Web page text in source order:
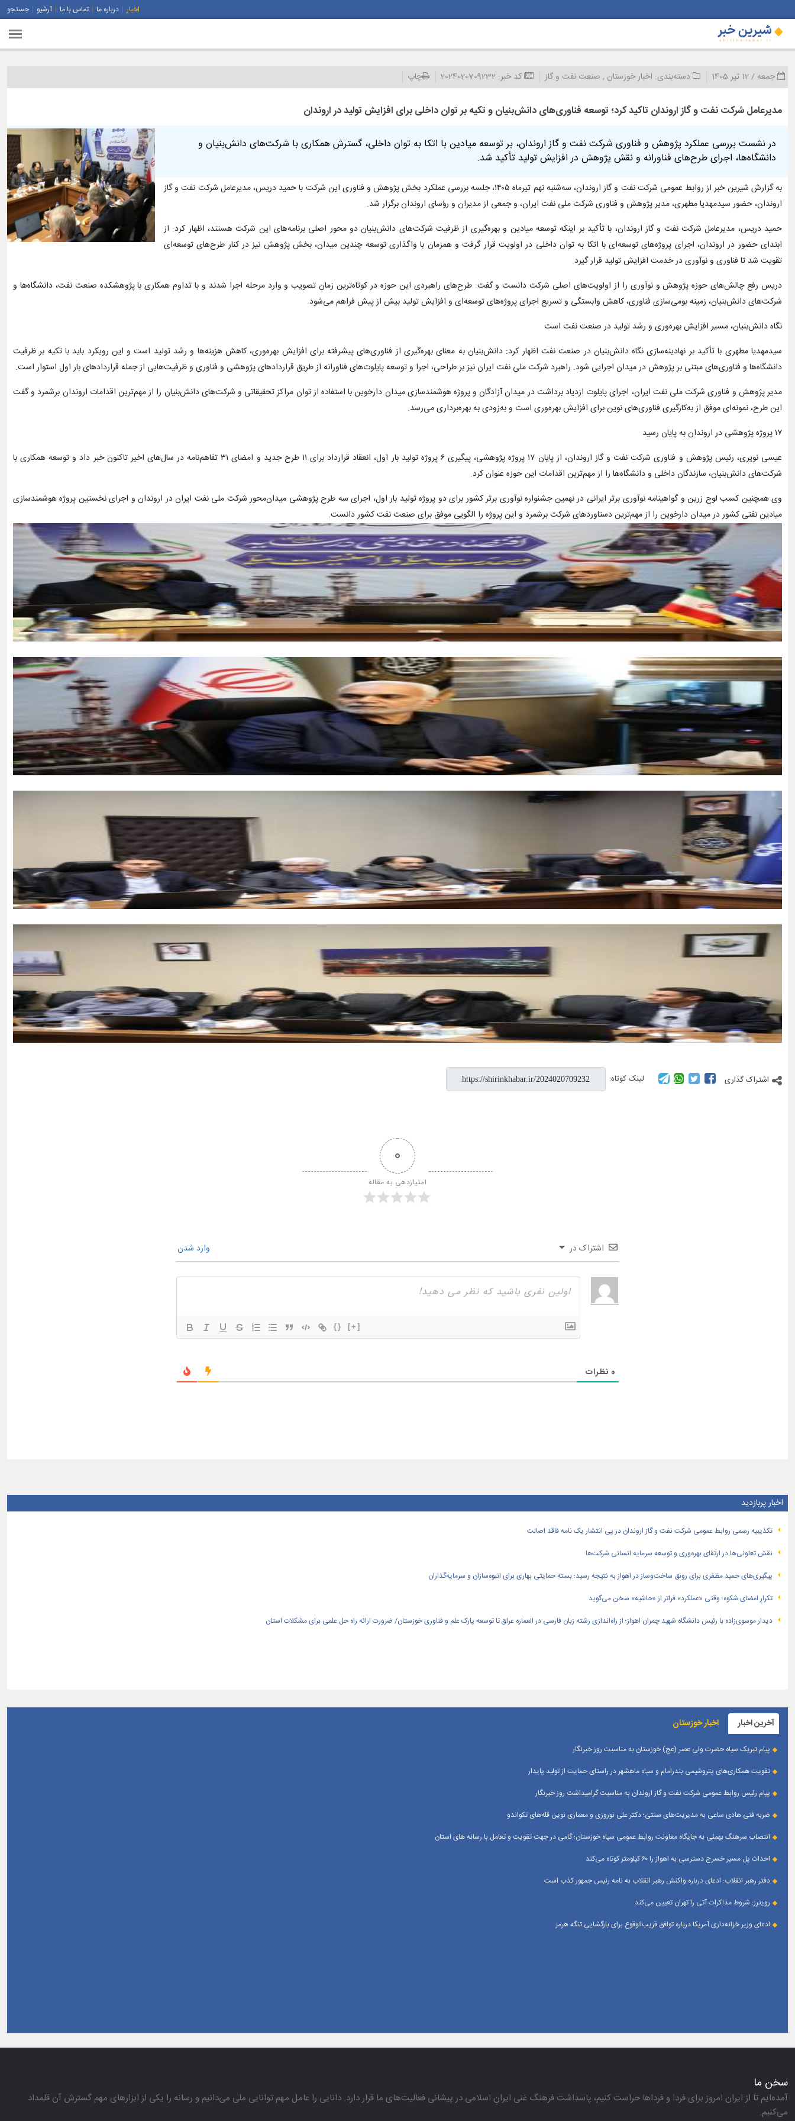
اخبار درباره ما تماس با ما آرشیو جستجو
جمعه / 12 تیر 1405 دسته‌بندی: اخبار خوزستان , صنعت نفت و گاز کد خبر: 2024020709232 چاپ
مدیرعامل شرکت نفت و گاز اروندان تاکید کرد؛ توسعه فناوری‌های دانش‌بنیان و تكیه بر توان داخلی برای افزایش تولید در اروندان
در نشست بررسی عملکرد پژوهش و فناوری شرکت نفت و گاز اروندان، بر توسعه میادین با اتکا به توان داخلی، گسترش همکاری با شرکت‌های دانش‌بنیان و
دانشگاه‌ها، اجرای طرح‌های فناورانه و نقش پژوهش در افزایش تولید تأکید شد.
به گزارش شیرین خبر از روابط عمومی شرکت نفت و گاز اروندان، سه‌شنبه نهم تیرماه ۱۴۰۵، جلسه بررسی عملکرد بخش پژوهش و فناوری این شرکت با حمید دریس، مدیرعامل شرکت نفت و گاز
اروندان، حضور سیدمهدیا مطهری، مدیر پژوهش و فناوری شرکت ملی نفت ایران، و جمعی از مدیران و رؤسای اروندان برگزار شد.
حمید دریس، مدیرعامل شرکت نفت و گاز اروندان، با تأکید بر اینکه توسعه میادین و بهره‌گیری از ظرفیت شرکت‌های دانش‌بنیان دو محور اصلی برنامه‌های این شرکت هستند، اظهار کرد: از
ابتدای حضور در اروندان، اجرای پروژه‌های توسعه‌ای با اتکا به توان داخلی در اولویت قرار گرفت و همزمان با واگذاری توسعه چندین میدان، بخش پژوهش نیز در کنار طرح‌های توسعه‌ای
تقویت شد تا فناوری و نوآوری در خدمت افزایش تولید قرار گیرد.
دریس رفع چالش‌های حوزه پژوهش و نوآوری را از اولویت‌های اصلی شرکت دانست و گفت: طرح‌های راهبردی این حوزه در کوتاه‌ترین زمان تصویب و وارد مرحله اجرا شدند و با تداوم همکاری با پژوهشکده صنعت نفت، دانشگاه‌ها و
شرکت‌های دانش‌بنیان، زمینه بومی‌سازی فناوری، کاهش وابستگی و تسریع اجرای پروژه‌های توسعه‌ای و افزایش تولید بیش از پیش فراهم می‌شود.
نگاه دانش‌بنیان، مسیر افزایش بهره‌وری و رشد تولید در صنعت نفت است
سیدمهدیا مطهری با تأکید بر نهادینه‌سازی نگاه دانش‌بنیان در صنعت نفت اظهار کرد: دانش‌بنیان به معنای بهره‌گیری از فناوری‌های پیشرفته برای افزایش بهره‌وری، کاهش هزینه‌ها و رشد تولید است و این رویکرد باید با تکیه بر ظرفیت
دانشگاه‌ها و فناوری‌های مبتنی بر پژوهش در میدان اجرایی شود. راهبرد شرکت ملی نفت ایران نیز بر طراحی، اجرا و توسعه پایلوت‌های فناورانه از طریق قراردادهای پژوهشی و فناوری و ظرفیت‌هایی از جمله قراردادهای بار اول استوار است.
مدیر پژوهش و فناوری شرکت ملی نفت ایران، اجرای پایلوت ازدیاد برداشت در میدان آزادگان و پروژه هوشمندسازی میدان دارخوین با استفاده از توان مراکز تحقیقاتی و شرکت‌های دانش‌بنیان را از مهم‌ترین اقدامات اروندان برشمرد و گفت
این طرح، نمونه‌ای موفق از به‌کارگیری فناوری‌های نوین برای افزایش بهره‌وری است و به‌زودی به بهره‌برداری می‌رسد.
۱۷ پروژه پژوهشی در اروندان به پایان رسید
عیسی نویری، رئیس پژوهش و فناوری شرکت نفت و گاز اروندان، از پایان ۱۷ پروژه پژوهشی، پیگیری ۶ پروژه تولید بار اول، انعقاد قرارداد برای ۱۱ طرح جدید و امضای ۳۱ تفاهم‌نامه در سال‌های اخیر تاکنون خبر داد و توسعه همکاری با
شرکت‌های دانش‌بنیان، سازندگان داخلی و دانشگاه‌ها را از مهم‌ترین اقدامات این حوزه عنوان کرد.
وی همچنین کسب لوح زرین و گواهینامه نوآوری برتر ایرانی در نهمین جشنواره نوآوری برتر کشور برای دو پروژه تولید بار اول، اجرای سه طرح پژوهشی میدان‌محور شرکت ملی نفت ایران در اروندان و اجرای نخستین پروژه هوشمندسازی
میادین نفتی کشور در میدان دارخوین را از مهم‌ترین دستاوردهای شرکت برشمرد و این پروژه را الگویی موفق برای صنعت نفت کشور دانست.
اشتراک گذاری لینک کوتاه:
0
امتیازدهی به مقاله
اشتراک در وارد شدن
{} [+]
0 نظرات
اخبار پربازدید
تكذیبیه رسمی روابط عمومی شركت نفت و گاز اروندان در پی انتشار یک نامه فاقد اصالت
نقش تعاونی‌ها در ارتقای بهره‌وری و توسعه سرمایه انسانی شرکت‌ها
پیگیری‌های حمید مظفری برای رونق ساخت‌وساز در اهواز به نتیجه رسید؛ بسته حمایتی بهاری برای انبوه‌سازان و سرمایه‌گذاران
تکرارِ امضای شکوه؛ وقتی «عملکرد» فراتر از «حاشیه» سخن می‌گوید
دیدار موسوی‌زاده با رئیس دانشگاه شهید چمران اهواز؛ از راه‌اندازی رشته زبان فارسی در العماره عراق تا توسعه پارک علم و فناوری خوزستان/ ضرورت ارائه راه حل علمی برای مشکلات استان
آخرین اخبار اخبار خوزستان
پیام تبریک سپاه حضرت ولی عصر (عج) خوزستان به مناسبت روز خبرنگار
تقویت همکاری‌های پتروشیمی بندرامام و سپاه ماهشهر در راستای حمایت از تولید پایدار
پیام رئیس روابط عمومی شركت نفت و گاز اروندان به مناسبت گرامیداشت روز خبرنگار
ضربه فنی هادی ساعی به مدیریت‌های سنتی؛ دکتر علی نوروزی و معماری نوین قله‌های تکواندو
انتصاب سرهنگ بهمئی به جایگاه معاونت روابط عمومی سپاه خوزستان؛ گامی در جهت تقویت و تعامل با رسانه‌ های استان
احداث پل مسیر خسرج دسترسی به اهواز را ۶۰ کیلومتر کوتاه می‌کند
دفتر رهبر انقلاب: ادعای درباره واکنش رهبر انقلاب به نامه رئیس جمهور کذب است
رویترز: شروط مذاکرات آتی را تهران تعیین می‌کند
ادعای وزیر خزانه‌داری آمریکا درباره توافق قریب‌الوقوع برای بازگشایی تنگه هرمز
سخن ما
آمده‌ایم تا از ایران امروز برای فردا و فرداها حراست كنیم، پاسداشت فرهنگ غنی ایرانِ اسلامی در پیشانی فعالیت‌های ما قرار دارد. دانایی را عامل مهم توانایی ملی می‌دانیم و رسانه را یكی از ابزارهای مهم گسترش آن قلمداد
می‌كنیم.